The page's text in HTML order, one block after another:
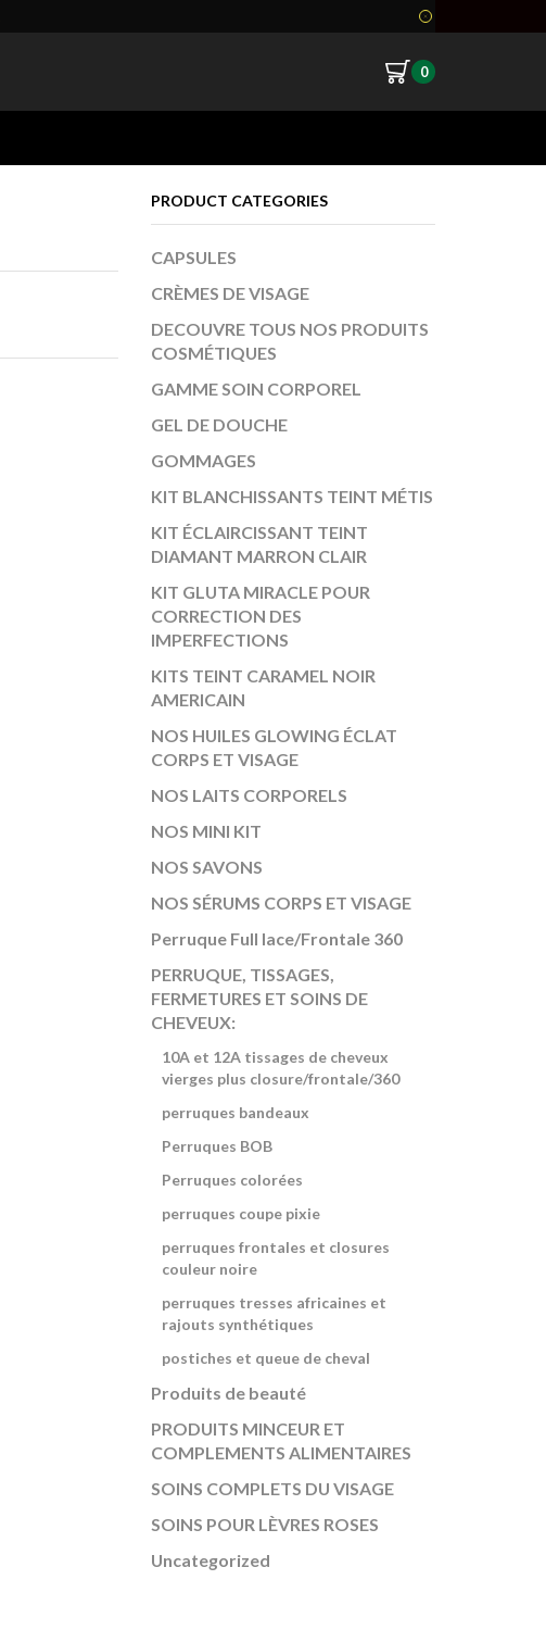
0
PRODUCT CATEGORIES
CAPSULES
CRÈMES DE VISAGE
DECOUVRE TOUS NOS PRODUITS
COSMÉTIQUES
GAMME SOIN CORPOREL
GEL DE DOUCHE
GOMMAGES
KIT BLANCHISSANTS TEINT MÉTIS
KIT ÉCLAIRCISSANT TEINT
DIAMANT MARRON CLAIR
KIT GLUTA MIRACLE POUR
CORRECTION DES
IMPERFECTIONS
KITS TEINT CARAMEL NOIR
AMERICAIN
NOS HUILES GLOWING ÉCLAT
CORPS ET VISAGE
NOS LAITS CORPORELS
NOS MINI KIT
NOS SAVONS
NOS SÉRUMS CORPS ET VISAGE
Perruque Full lace/Frontale 360
PERRUQUE, TISSAGES,
FERMETURES ET SOINS DE
CHEVEUX:
10A et 12A tissages de cheveux
vierges plus closure/frontale/360
perruques bandeaux
Perruques BOB
Perruques colorées
perruques coupe pixie
perruques frontales et closures
couleur noire
perruques tresses africaines et
rajouts synthétiques
postiches et queue de cheval
Produits de beauté
PRODUITS MINCEUR ET
COMPLEMENTS ALIMENTAIRES
SOINS COMPLETS DU VISAGE
SOINS POUR LÈVRES ROSES
Uncategorized